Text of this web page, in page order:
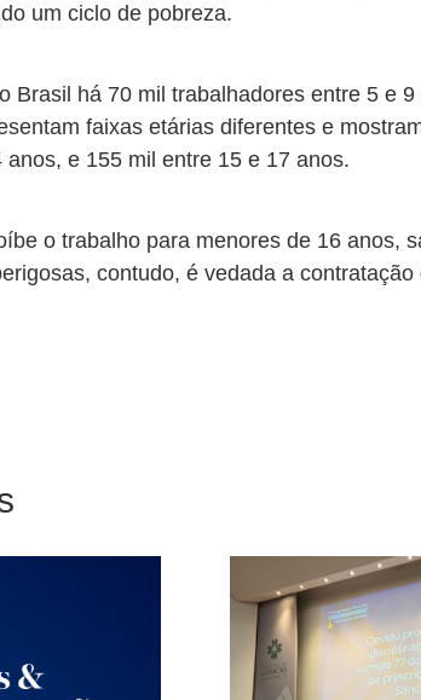
um ciclo de pobreza.
Brasil há 70 mil trabalhadores entre 5 e
faixas etárias diferentes e
e 155 mil entre 15 e 17 anos.
o trabalho para menores de 16 anos,
contudo, é vedada a